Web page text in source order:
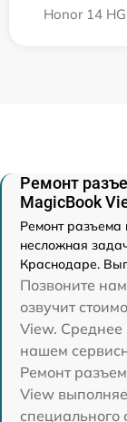
Honor 14
Ремонт
MagicBook
Ремонт разъема
несложная
Краснодаре.
Позвоните
озвучит
View. Среднее
нашем
Ремонт
View
специального